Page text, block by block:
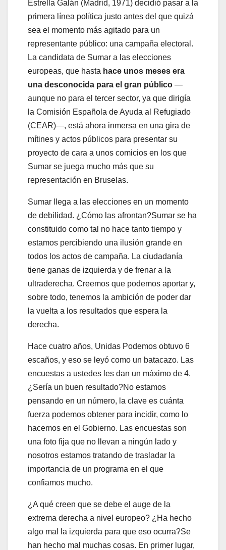
Estrella Galán (Madrid, 1971) decidió pasar a la
primera línea política justo antes del que quizá
sea el momento más agitado para un
representante público: una campaña electoral.
La candidata de Sumar a las elecciones
europeas, que hasta hace unos meses era
una desconocida para el gran público —
aunque no para el tercer sector, ya que dirigía
la Comisión Española de Ayuda al Refugiado
(CEAR)—, está ahora inmersa en una gira de
mítines y actos públicos para presentar su
proyecto de cara a unos comicios en los que
Sumar se juega mucho más que su
representación en Bruselas.
Sumar llega a las elecciones en un momento
de debilidad. ¿Cómo las afrontan?Sumar se ha
constituido como tal no hace tanto tiempo y
estamos percibiendo una ilusión grande en
todos los actos de campaña. La ciudadanía
tiene ganas de izquierda y de frenar a la
ultraderecha. Creemos que podemos aportar y,
sobre todo, tenemos la ambición de poder dar
la vuelta a los resultados que espera la
derecha.
Hace cuatro años, Unidas Podemos obtuvo 6
escaños, y eso se leyó como un batacazo. Las
encuestas a ustedes les dan un máximo de 4.
¿Sería un buen resultado?No estamos
pensando en un número, la clave es cuánta
fuerza podemos obtener para incidir, como lo
hacemos en el Gobierno. Las encuestas son
una foto fija que no llevan a ningún lado y
nosotros estamos tratando de trasladar la
importancia de un programa en el que
confiamos mucho.
¿A qué creen que se debe el auge de la
extrema derecha a nivel europeo? ¿Ha hecho
algo mal la izquierda para que eso ocurra?Se
han hecho mal muchas cosas. En primer lugar,